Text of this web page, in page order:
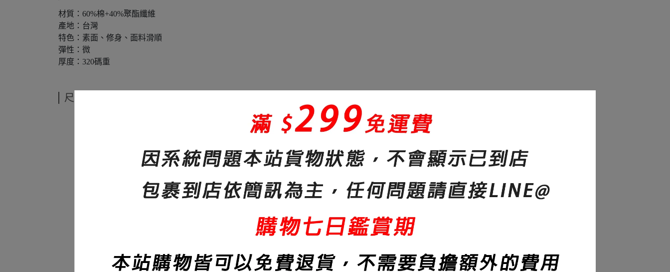
材質：60%棉+40%聚酯纖維
產地：台灣
特色：素面、修身、面料滑順
彈性：微
厚度：320碼重
尺寸說明